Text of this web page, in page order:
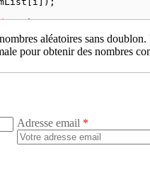
2");
integerList2
length; i++) {
aléatoires sans
pour obtenir des nombres
Adresse email *